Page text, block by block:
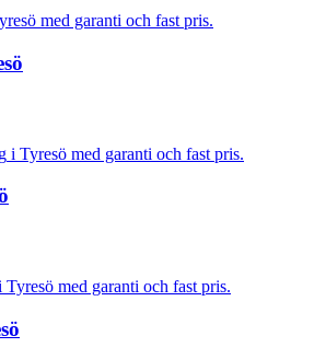
med garanti och fast pris.
i Tyresö med garanti och fast pris.
Tyresö med garanti och fast pris.